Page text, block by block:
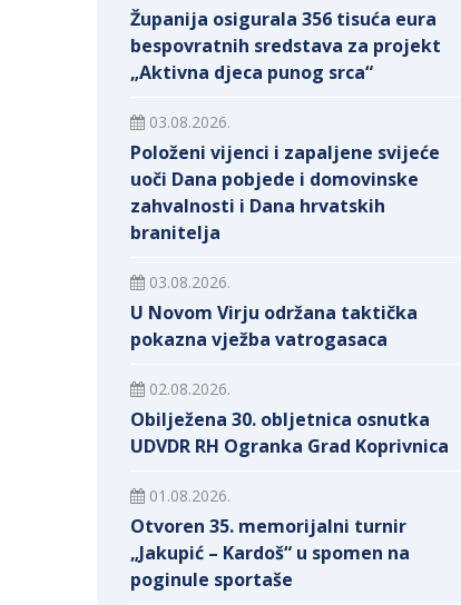
Županija osigurala 356 tisuća eura
bespovratnih sredstava za projekt
„Aktivna djeca punog srca“
03.08.2026.
Položeni vijenci i zapaljene svijeće
uoči Dana pobjede i domovinske
zahvalnosti i Dana hrvatskih
branitelja
03.08.2026.
U Novom Virju održana taktička
pokazna vježba vatrogasaca
02.08.2026.
Obilježena 30. obljetnica osnutka
UDVDR RH Ogranka Grad Koprivnica
01.08.2026.
Otvoren 35. memorijalni turnir
„Jakupić – Kardoš“ u spomen na
poginule sportaše